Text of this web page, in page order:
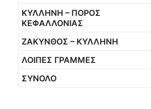
ΚΥΛΛΗΝΗ – ΠΟΡΟΣ
ΚΕΦΑΛΛΟΝΙΑΣ
ΖΑΚΥΝΘΟΣ – ΚΥΛΛΗΝΗ
ΛΟΙΠΕΣ ΓΡΑΜΜΕΣ
ΣΥΝΟΛΟ